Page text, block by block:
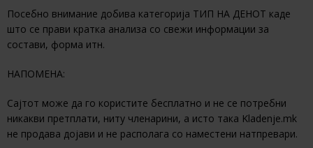
Посебно внимание добива категорија ТИП НА ДЕНОТ каде
што се прави кратка анализа со свежи информации за
состави, форма итн.
НАПОМЕНА:
Сајтот може да го користите бесплатно и не се потребни
никакви претплати, ниту членарини, а исто така Kladenje.mk
не продава дојави и не располага со наместени натпревари.